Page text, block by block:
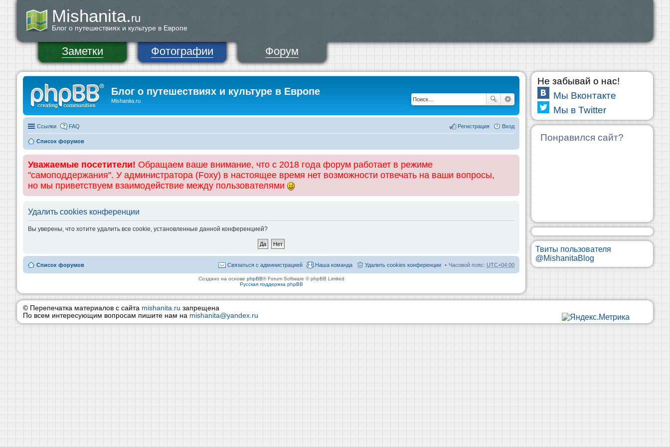
Mishanita.ru
Блог о путешествиях и культуре в Европе
Заметки Фотографии Форум
Блог о путешествиях и культуре в Европе
Mishanita.ru
Ссылки FAQ Вход
Регистрация
Список форумов
Уважаемые посетители! Обращаем ваше внимание, что с 2018 года форум работает в режиме
"самоподдержания". У администратора (Foxy) в настоящее время нет возможности отвечать на ваши вопросы,
но мы приветствуем взаимодействие между пользователями
Удалить cookies конференции
Вы уверены, что хотите удалить все cookie, установленные данной конференцией?
Список форумов Часовой пояс: UTC+04:00
Удалить cookies конференции
Наша команда
Связаться с администрацией
Создано на основе phpBB® Forum Software © phpBB Limited
Русская поддержка phpBB
Не забывай о нас!
Мы Вконтакте
Мы в Twitter
Понравился сайт?
Твиты пользователя
@MishanitaBlog
© Перепечатка материалов с сайта mishanita.ru запрещена
По всем интересующим вопросам пишите нам на mishanita@yandex.ru